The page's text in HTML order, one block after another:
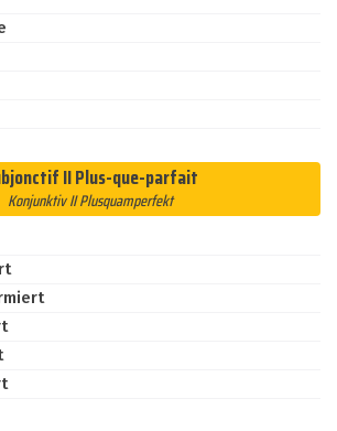
II Plus-que-parfait
Konjunktiv II Plusquamperfekt